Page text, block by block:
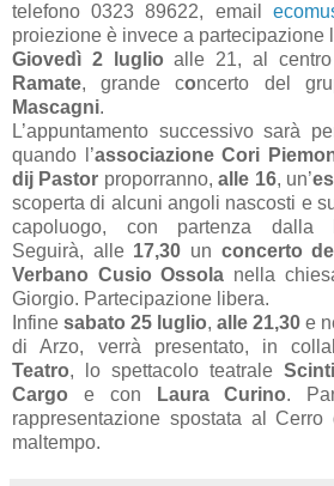
telefono 0323 89622, email
proiezione è invece a partecipazione
Giovedì 2 luglio alle 21, al
Ramate, grande concerto del
Mascagni.
L’appuntamento successivo sarà
quando l’associazione Cori
dij Pastor proporranno,alle 16, un’
scoperta di alcuni angoli nascosti e
capoluogo, con partenza dalla
Seguirà, alle 17,30 un concerto
Verbano Cusio Ossola nella
Giorgio. Partecipazione libera.
Infine sabato 25 luglio, alle 21,30 e
di Arzo, verrà presentato, in
Teatro, lo spettacolo teatrale
Cargo e con Laura Curino.
rappresentazione spostata al
maltempo.